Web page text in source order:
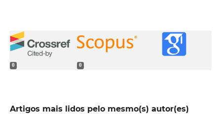
0 0
Artigos mais lidos pelo mesmo(s) autor(es)